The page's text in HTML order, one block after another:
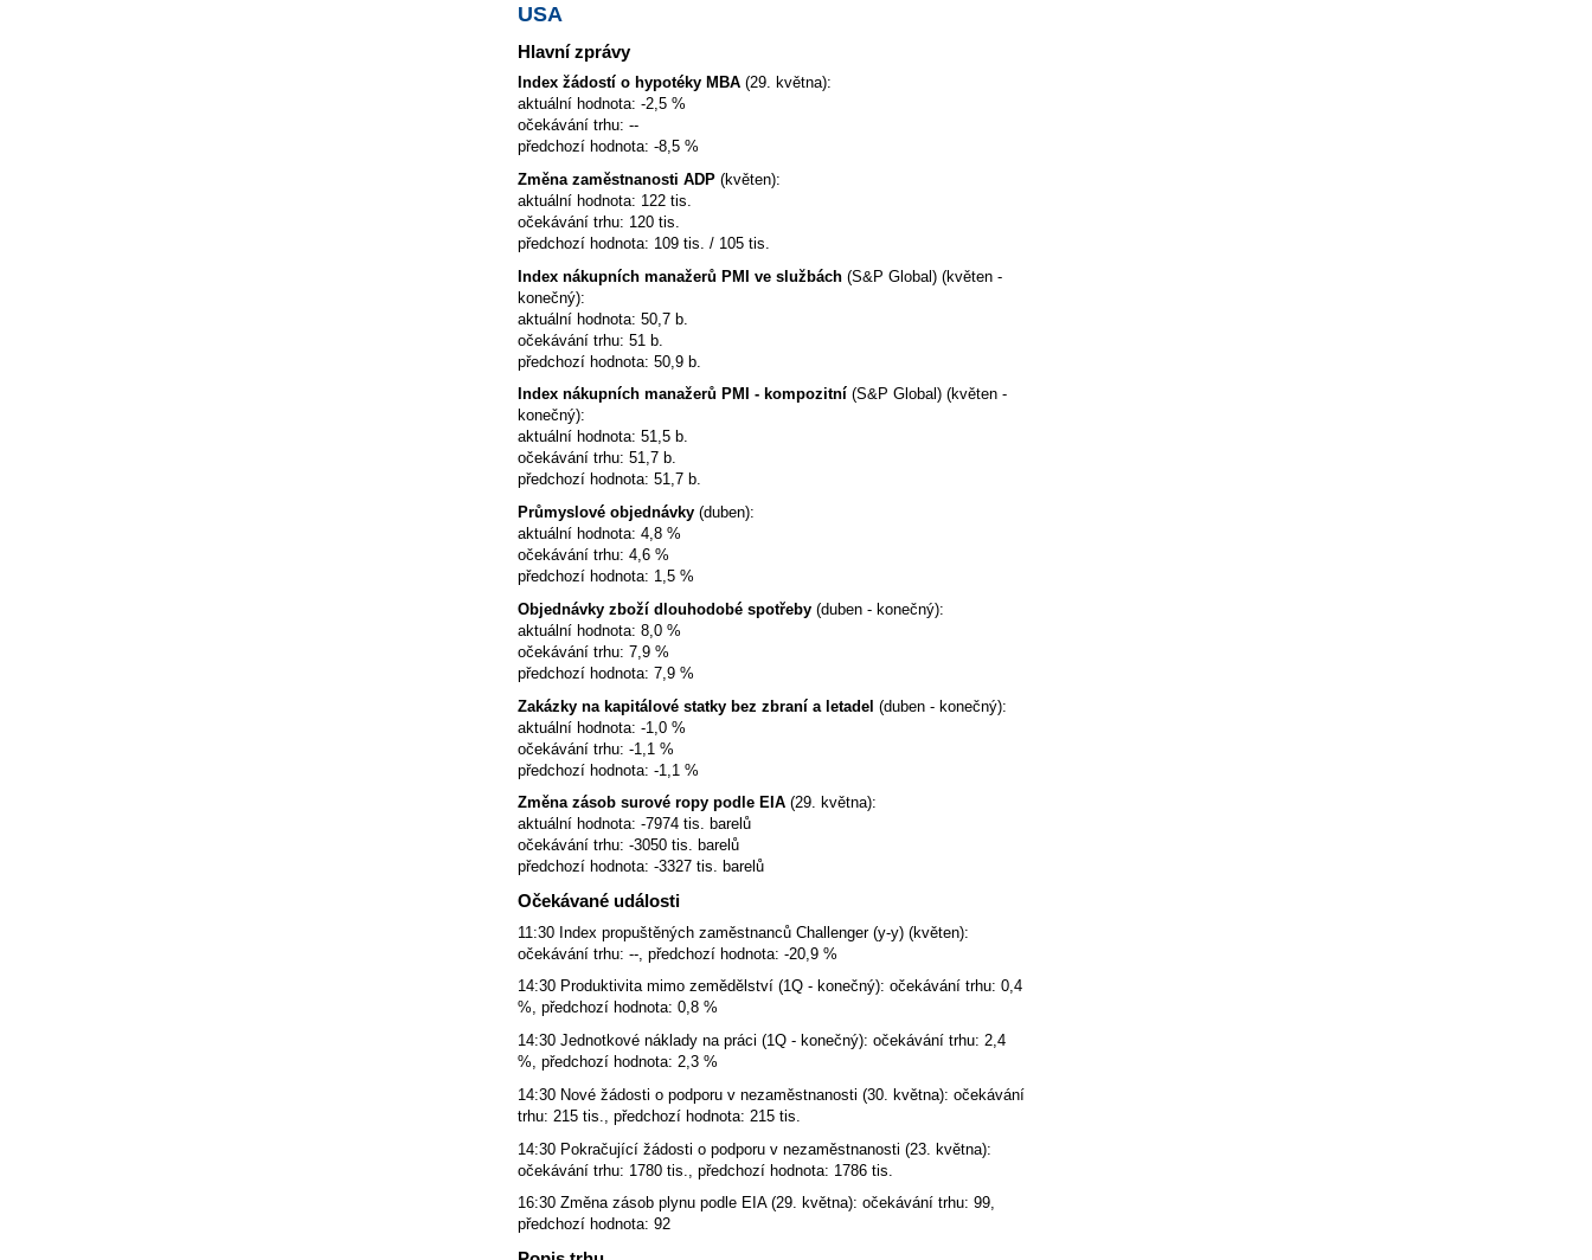
USA
Hlavní zprávy
Index žádostí o hypotéky MBA (29. května):
aktuální hodnota: -2,5 %
očekávání trhu: --
předchozí hodnota: -8,5 %
Změna zaměstnanosti ADP (květen):
aktuální hodnota: 122 tis.
očekávání trhu: 120 tis.
předchozí hodnota: 109 tis. / 105 tis.
Index nákupních manažerů PMI ve službách (S&P Global) (květen -
konečný):
aktuální hodnota: 50,7 b.
očekávání trhu: 51 b.
předchozí hodnota: 50,9 b.
Index nákupních manažerů PMI - kompozitní (S&P Global) (květen -
konečný):
aktuální hodnota: 51,5 b.
očekávání trhu: 51,7 b.
předchozí hodnota: 51,7 b.
Průmyslové objednávky (duben):
aktuální hodnota: 4,8 %
očekávání trhu: 4,6 %
předchozí hodnota: 1,5 %
Objednávky zboží dlouhodobé spotřeby (duben - konečný):
aktuální hodnota: 8,0 %
očekávání trhu: 7,9 %
předchozí hodnota: 7,9 %
Zakázky na kapitálové statky bez zbraní a letadel (duben - konečný):
aktuální hodnota: -1,0 %
očekávání trhu: -1,1 %
předchozí hodnota: -1,1 %
Změna zásob surové ropy podle EIA (29. května):
aktuální hodnota: -7974 tis. barelů
očekávání trhu: -3050 tis. barelů
předchozí hodnota: -3327 tis. barelů
Očekávané události
11:30 Index propuštěných zaměstnanců Challenger (y-y) (květen):
očekávání trhu: --, předchozí hodnota: -20,9 %
14:30 Produktivita mimo zemědělství (1Q - konečný): očekávání trhu: 0,4
%, předchozí hodnota: 0,8 %
14:30 Jednotkové náklady na práci (1Q - konečný): očekávání trhu: 2,4
%, předchozí hodnota: 2,3 %
14:30 Nové žádosti o podporu v nezaměstnanosti (30. května): očekávání
trhu: 215 tis., předchozí hodnota: 215 tis.
14:30 Pokračující žádosti o podporu v nezaměstnanosti (23. května):
očekávání trhu: 1780 tis., předchozí hodnota: 1786 tis.
16:30 Změna zásob plynu podle EIA (29. května): očekávání trhu: 99,
předchozí hodnota: 92